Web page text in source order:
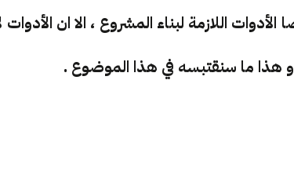
اللازمة لبناء المشروع ، الا ان الأدوات
و هذا ما سنقتبسه في هذا الموضوع .